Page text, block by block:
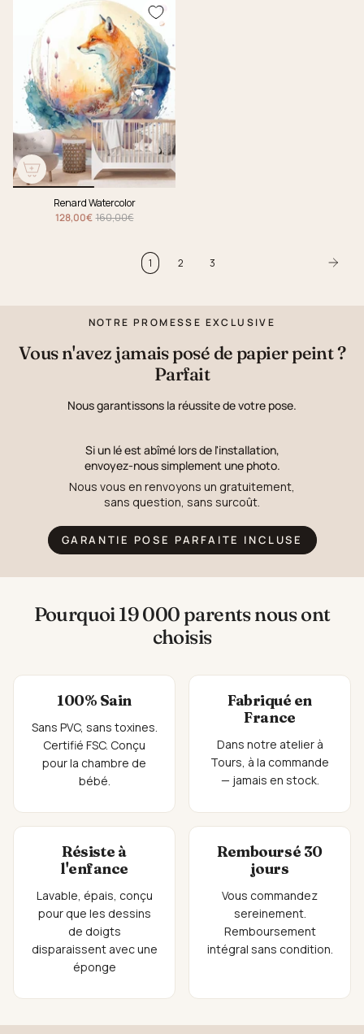
Renard Watercolor
128,00€ 160,00€
1 2 3
NOTRE PROMESSE EXCLUSIVE
Vous n'avez jamais posé de papier peint ?
Parfait
Nous garantissons la réussite de votre pose.
Si un lé est abîmé lors de l'installation,
envoyez-nous simplement une photo.
Nous vous en renvoyons un gratuitement,
sans question, sans surcoût.
GARANTIE POSE PARFAITE INCLUSE
Pourquoi 19 000 parents nous ont
choisis
100% Sain
Sans PVC, sans toxines.
Certifié FSC. Conçu
pour la chambre de
bébé.
Fabriqué en
France
Dans notre atelier à
Tours, à la commande
— jamais en stock.
Résiste à
l'enfance
Lavable, épais, conçu
pour que les dessins
de doigts
disparaissent avec une
éponge
Remboursé 30
jours
Vous commandez
sereinement.
Remboursement
intégral sans condition.